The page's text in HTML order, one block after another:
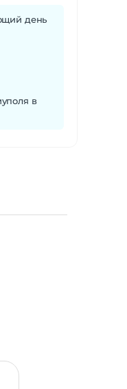
день
в